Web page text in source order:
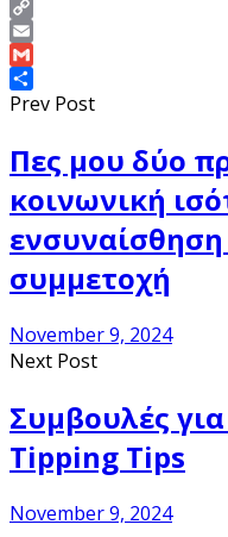
Pinterest
Copy
Link
Email
Gmail
Share
Prev Post
Πες μου δύο
κοινωνική
ενσυναίσθηση
συμμετοχή
November 9, 2024
Next Post
Συμβουλές
Tipping Tips
November 9, 2024